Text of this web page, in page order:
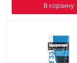
В корзину